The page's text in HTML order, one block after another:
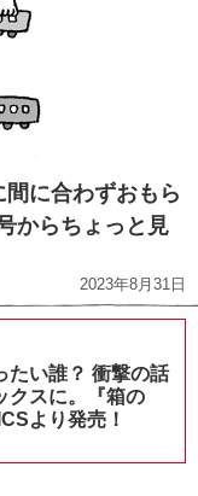
間に合わずおもら
からちょっと見
2023年8月31日
たい誰？ 衝撃の話
クスに。『箱の
より発売！